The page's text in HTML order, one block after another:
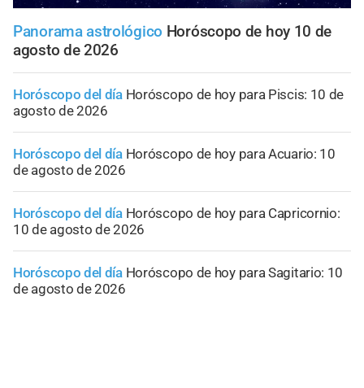
Panorama astrológico Horóscopo de hoy 10 de
agosto de 2026
Horóscopo del día Horóscopo de hoy para Piscis: 10 de
agosto de 2026
Horóscopo del día Horóscopo de hoy para Acuario: 10
de agosto de 2026
Horóscopo del día Horóscopo de hoy para Capricornio:
10 de agosto de 2026
Horóscopo del día Horóscopo de hoy para Sagitario: 10
de agosto de 2026